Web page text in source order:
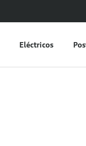
Eléctricos